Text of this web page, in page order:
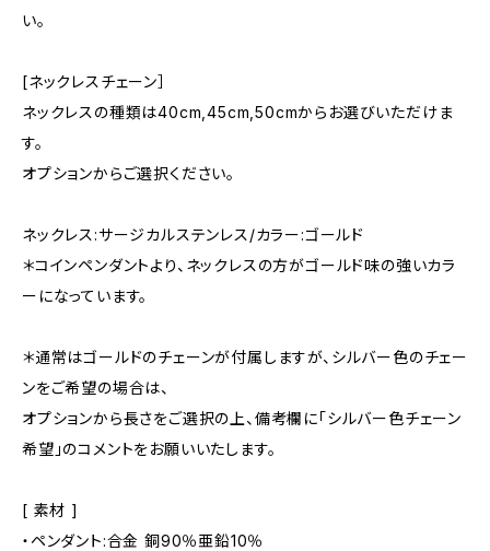
い。
[ネックレスチェーン］
ネックレスの種類は40cm,45cm,50cmからお選びいただけま
す。
オプションからご選択ください。
ネックレス:サージカルステンレス/カラー:ゴールド
＊コインペンダントより、ネックレスの方がゴールド味の強いカラ
ーになっています。
＊通常はゴールドのチェーンが付属しますが、シルバー色のチェー
ンをご希望の場合は、
オプションから長さをご選択の上、備考欄に「シルバー色チェーン
希望」のコメントをお願いいたします。
[ 素材 ]
・ペンダント:合金 銅90％亜鉛10％